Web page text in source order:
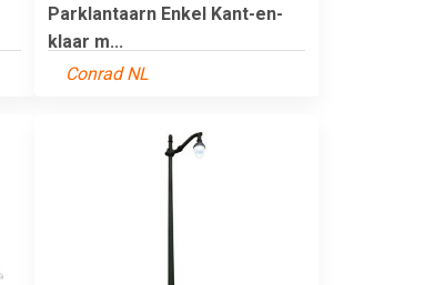
Parklantaarn Enkel Kant-en-
klaar m...
Conrad NL